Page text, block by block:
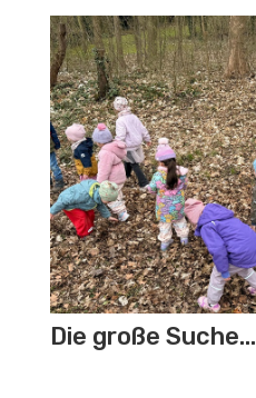
Die große Suche…